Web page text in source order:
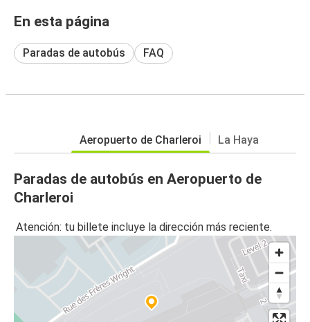
En esta página
Paradas de autobús FAQ
Aeropuerto de Charleroi La Haya
Paradas de autobús en Aeropuerto de
Charleroi
Atención: tu billete incluye la dirección más reciente.